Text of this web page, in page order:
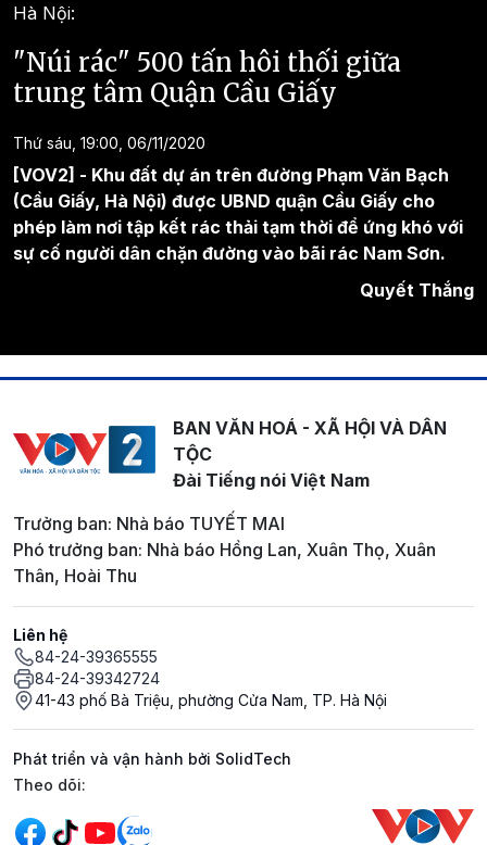
Hà Nội:
"Núi rác" 500 tấn hôi thối giữa
trung tâm Quận Cầu Giấy
Thứ sáu, 19:00, 06/11/2020
[VOV2] - Khu đất dự án trên đường Phạm Văn Bạch
(Cầu Giấy, Hà Nội) được UBND quận Cầu Giấy cho
phép làm nơi tập kết rác thải tạm thời để ứng khó với
sự cố người dân chặn đường vào bãi rác Nam Sơn.
Quyết Thắng
BAN VĂN HOÁ - XÃ HỘI VÀ DÂN
TỘC
Đài Tiếng nói Việt Nam
Trưởng ban: Nhà báo TUYẾT MAI
Phó trưởng ban: Nhà báo Hồng Lan, Xuân Thọ, Xuân
Thân, Hoài Thu
Liên hệ
84-24-39365555
84-24-39342724
41-43 phố Bà Triệu, phường Cửa Nam, TP. Hà Nội
Phát triển và vận hành bởi SolidTech
Mạng xã hội
Theo dõi: